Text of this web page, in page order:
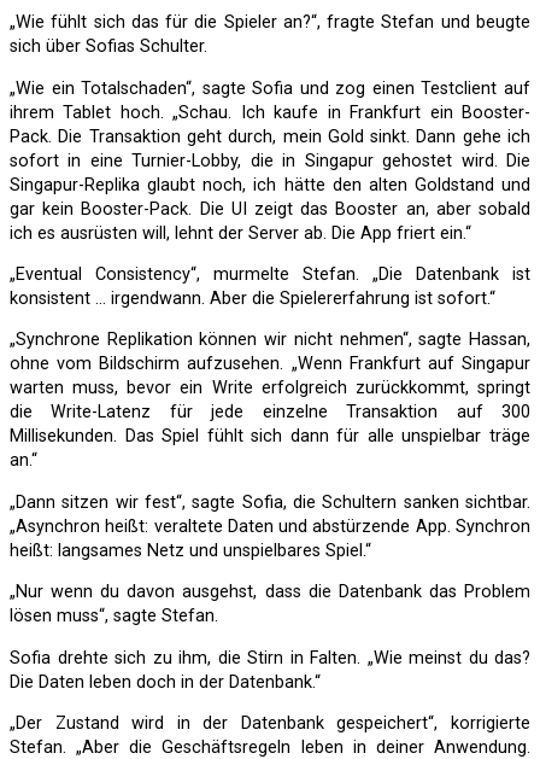
„Wie fühlt sich das für die Spieler an?“, fragte Stefan und beugte
sich über Sofias Schulter.
„Wie ein Totalschaden“, sagte Sofia und zog einen Testclient auf
ihrem Tablet hoch. „Schau. Ich kaufe in Frankfurt ein Booster-
Pack. Die Transaktion geht durch, mein Gold sinkt. Dann gehe ich
sofort in eine Turnier-Lobby, die in Singapur gehostet wird. Die
Singapur-Replika glaubt noch, ich hätte den alten Goldstand und
gar kein Booster-Pack. Die UI zeigt das Booster an, aber sobald
ich es ausrüsten will, lehnt der Server ab. Die App friert ein.“
„Eventual Consistency“, murmelte Stefan. „Die Datenbank ist
konsistent … irgendwann. Aber die Spielererfahrung ist sofort.“
„Synchrone Replikation können wir nicht nehmen“, sagte Hassan,
ohne vom Bildschirm aufzusehen. „Wenn Frankfurt auf Singapur
warten muss, bevor ein Write erfolgreich zurückkommt, springt
die Write-Latenz für jede einzelne Transaktion auf 300
Millisekunden. Das Spiel fühlt sich dann für alle unspielbar träge
an.“
„Dann sitzen wir fest“, sagte Sofia, die Schultern sanken sichtbar.
„Asynchron heißt: veraltete Daten und abstürzende App. Synchron
heißt: langsames Netz und unspielbares Spiel.“
„Nur wenn du davon ausgehst, dass die Datenbank das Problem
lösen muss“, sagte Stefan.
Sofia drehte sich zu ihm, die Stirn in Falten. „Wie meinst du das?
Die Daten leben doch in der Datenbank.“
„Der Zustand wird in der Datenbank gespeichert“, korrigierte
Stefan. „Aber die Geschäftsregeln leben in deiner Anwendung.